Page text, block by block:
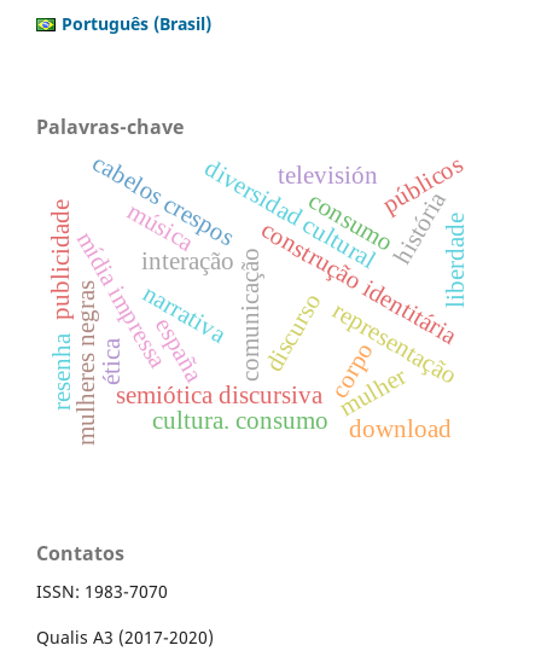
Português (Brasil)
Palavras-chave
comunicação
consumohistória
narrativa
corpo
construção identitária
semiótica discursiva
interação
mídia impressa discurso
publicidade
representação
ética
mulher
cultura. consumo
mulheres negras
cabelos cresposdiversidad cultural
españa
música
públicos
liberdade
download
resenha
televisión
Contatos
ISSN: 1983-7070
Qualis A3 (2017-2020)